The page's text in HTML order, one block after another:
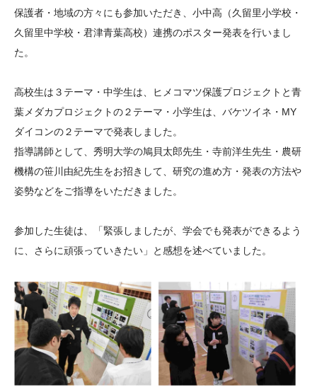
科学教育振興助成・
次世代理系人材育成プ
ログラム助成
サイトマップ 中谷財団アーカイブ
保護者・地域の方々にも参加いただき、小中高（久留里小学校・
久留里中学校・君津青葉高校）連携のポスター発表を行いまし
た。
高校生は３テーマ・中学生は、ヒメコマツ保護プロジェクトと青
葉メダカプロジェクトの２テーマ・小学生は、バケツイネ・MY
ダイコンの２テーマで発表しました。
指導講師として、秀明大学の鳩貝太郎先生・寺前洋生先生・農研
機構の笹川由紀先生をお招きして、研究の進め方・発表の方法や
姿勢などをご指導をいただきました。
参加した生徒は、「緊張しましたが、学会でも発表ができるよう
に、さらに頑張っていきたい」と感想を述べていました。